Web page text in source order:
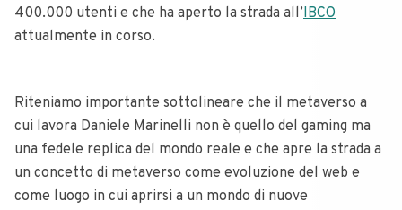
400.000 utenti e che ha aperto la strada all’IBCO
attualmente in corso.
Riteniamo importante sottolineare che il metaverso a
cui lavora Daniele Marinelli non è quello del gaming ma
una fedele replica del mondo reale e che apre la strada a
un concetto di metaverso come evoluzione del web e
come luogo in cui aprirsi a un mondo di nuove